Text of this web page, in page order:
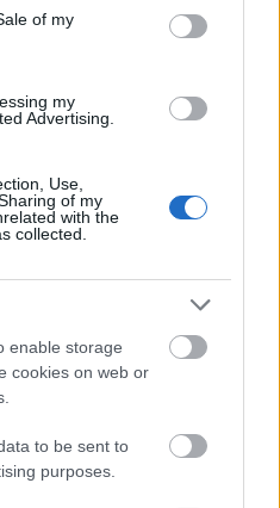
of my
my
Advertising.
Use,
of my
with the
collected.
enable storage
cookies on web or
to be sent to
purposes.